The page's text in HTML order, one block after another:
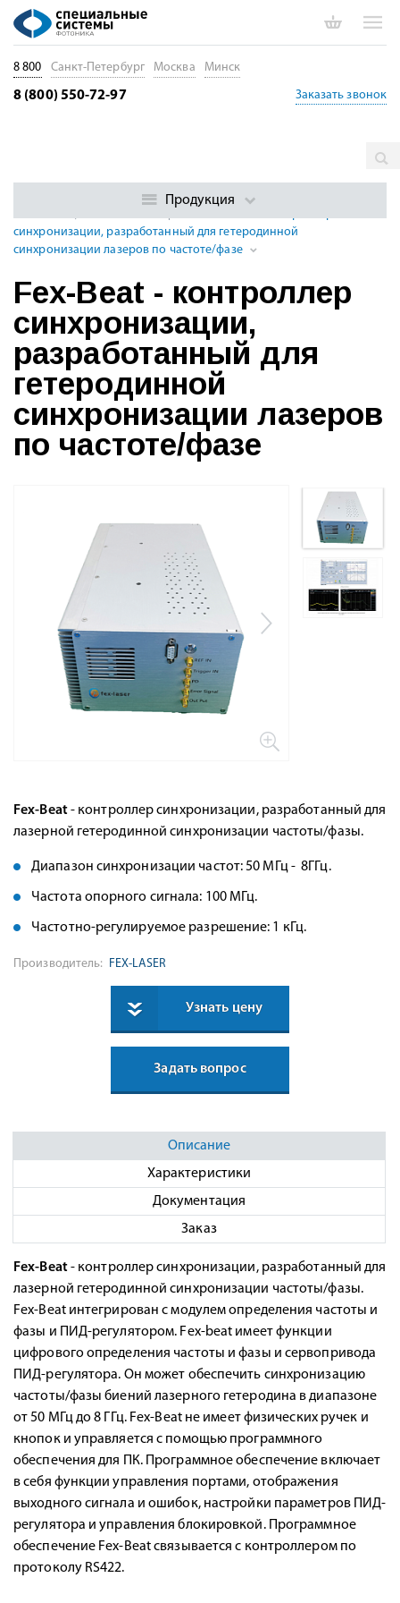
одночастотные лазеры научного класса
Контроллеры лазерной
синхронизации, разработанный для гетеродинной
синхронизации лазеров по частоте/фазе
Fex-Beat - контроллер
синхронизации,
разработанный для
гетеродинной
синхронизации лазеров
по частоте/фазе
Fex-Beat- контроллер синхронизации, разработанный для
лазерной гетеродинной синхронизации частоты/фазы.
Диапазон синхронизации частот: 50 МГц - 8ГГц.
Частота опорного сигнала: 100 МГц.
Частотно-регулируемое разрешение: 1 кГц.
Производитель: FEX-LASER
Узнать цену
Задать вопрос
Описание
Характеристики
Документация
Заказ
Fex-Beat- контроллер синхронизации, разработанный для
лазерной гетеродинной синхронизации частоты/фазы.
Fex-Beat интегрирован с модулем определения частоты и
фазы и ПИД-регулятором. Fex-beat имеет функции
цифрового определения частоты и фазы и сервопривода
ПИД-регулятора. Он может обеспечить синхронизацию
частоты/фазы биений лазерного гетеродина в диапазоне
от 50 МГц до 8 ГГц. Fex-Beat не имеет физических ручек и
кнопок и управляется с помощью программного
обеспечения для ПК. Программное обеспечение включает
в себя функции управления портами, отображения
выходного сигнала и ошибок, настройки параметров ПИД-
регулятора и управления блокировкой. Программное
обеспечение Fex-Beat связывается с контроллером по
протоколу RS422.
8 800 Санкт-Петербург Москва Минск
8 (800) 550-72-97 Заказать звонок
Продукция